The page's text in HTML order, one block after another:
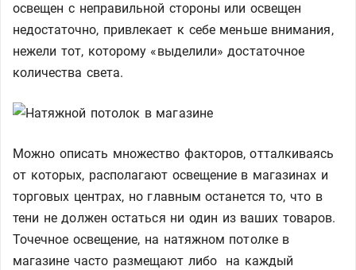
освещен с неправильной стороны или освещен
недостаточно, привлекает к себе меньше внимания,
нежели тот, которому «выделили» достаточное
количества света.
Можно описать множество факторов, отталкиваясь
от которых, располагают освещение в магазинах и
торговых центрах, но главным останется то, что в
тени не должен остаться ни один из ваших товаров.
Точечное освещение, на натяжном потолке в
магазине часто размещают либо на каждый